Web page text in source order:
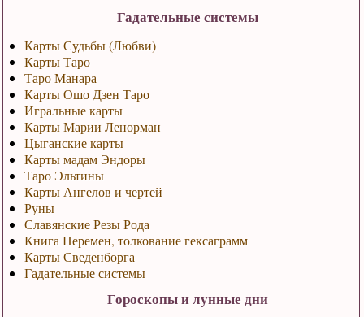
Гадательные системы
Карты Судьбы (Любви)
Карты Таро
Таро Манара
Карты Ошо Дзен Таро
Игральные карты
Карты Марии Ленорман
Цыганские карты
Карты мадам Эндоры
Таро Эльтины
Карты Ангелов и чертей
Руны
Славянские Резы Рода
Книга Перемен, толкование гексаграмм
Карты Сведенборга
Гадательные системы
Гороскопы и лунные дни